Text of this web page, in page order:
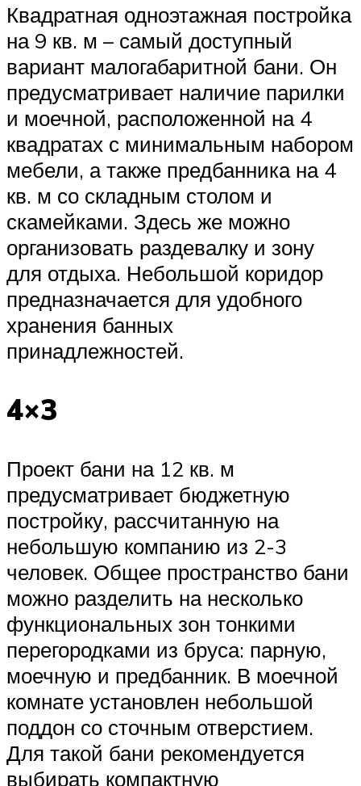
Квадратная одноэтажная постройка
на 9 кв. м – самый доступный
вариант малогабаритной бани. Он
предусматривает наличие парилки
и моечной, расположенной на 4
квадратах с минимальным набором
мебели, а также предбанника на 4
кв. м со складным столом и
скамейками. Здесь же можно
организовать раздевалку и зону
для отдыха. Небольшой коридор
предназначается для удобного
хранения банных
принадлежностей.
4×3
Проект бани на 12 кв. м
предусматривает бюджетную
постройку, рассчитанную на
небольшую компанию из 2-3
человек. Общее пространство бани
можно разделить на несколько
функциональных зон тонкими
перегородками из бруса: парную,
моечную и предбанник. В моечной
комнате установлен небольшой
поддон со сточным отверстием.
Для такой бани рекомендуется
выбирать компактную